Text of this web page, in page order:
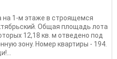
на 1-м этаже в строящемся
Общая площадь лота
12,18 кв. м отведено под
зону. Номер квартиры - 194.